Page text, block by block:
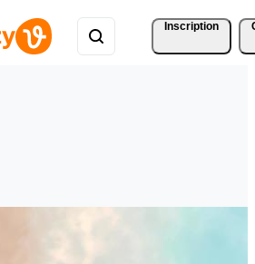
Inscription